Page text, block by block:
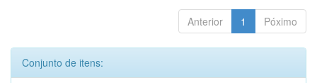
Anterior 1 Póximo
Conjunto de itens: